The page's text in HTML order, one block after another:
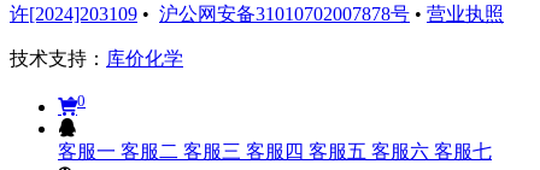
许[2024]203109 • 沪公网安备31010702007878号 • 营业执照
技术支持： 库价化学
0
客服一 客服二 客服三 客服四 客服五 客服六 客服七